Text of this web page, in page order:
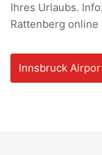
Ihres Urlaubs.
Rattenberg online
Innsbruck